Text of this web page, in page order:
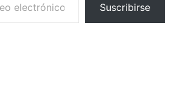
Suscribirse